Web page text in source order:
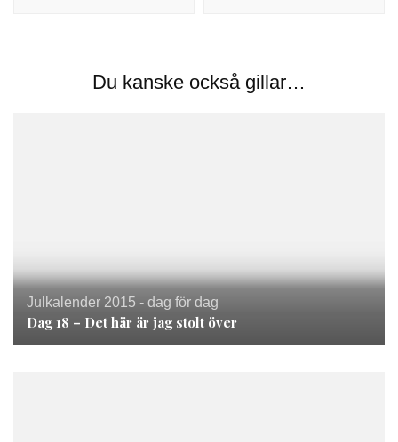
Du kanske också gillar…
Julkalender 2015 - dag för dag
Dag 18 – Det här är jag stolt över